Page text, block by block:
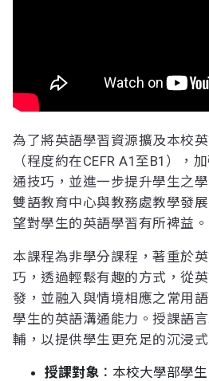
為了將英語學習資源擴及本校
（程度約在CEFR A1至B1），
通技巧，並進一步提升學生之
雙語教育中心與教務處教學發
望對學生的英語學習有所裨益。
本課程為非學分課程，著重於
巧，透過輕鬆有趣的方式，從
發，並融入與情境相應之常用
學生的英語溝通能力。授課語
輔，以提供學生更充足的沉浸
授課對象 ：本校大學部學生